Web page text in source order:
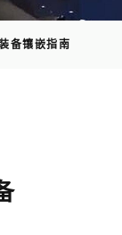
备镶嵌指南